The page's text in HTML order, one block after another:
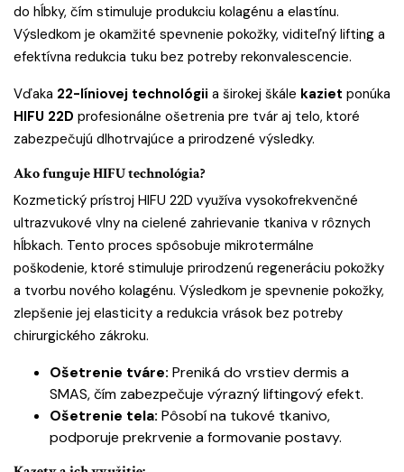
do hĺbky, čím stimuluje produkciu kolagénu a elastínu.
Výsledkom je okamžité spevnenie pokožky, viditeľný lifting a
efektívna redukcia tuku bez potreby rekonvalescencie.
Vďaka 22-líniovej technológii a širokej škále kaziet ponúka
HIFU 22D profesionálne ošetrenia pre tvár aj telo, ktoré
zabezpečujú dlhotrvajúce a prirodzené výsledky.
Ako funguje HIFU technológia?
Kozmetický prístroj HIFU 22D využíva vysokofrekvenčné
ultrazvukové vlny na cielené zahrievanie tkaniva v rôznych
hĺbkach. Tento proces spôsobuje mikrotermálne
poškodenie, ktoré stimuluje prirodzenú regeneráciu pokožky
a tvorbu nového kolagénu. Výsledkom je spevnenie pokožky,
zlepšenie jej elasticity a redukcia vrások bez potreby
chirurgického zákroku.
Ošetrenie tváre: Preniká do vrstiev dermis a
SMAS, čím zabezpečuje výrazný liftingový efekt.
Ošetrenie tela: Pôsobí na tukové tkanivo,
podporuje prekrvenie a formovanie postavy.